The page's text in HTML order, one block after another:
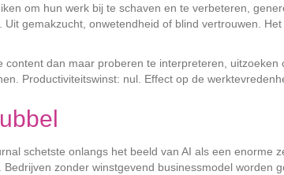
om hun werk bij te schaven en te verbeteren,
Uit gemakzucht, onwetendheid of blind vertrouwen.
content dan maar proberen te interpreteren,
Productiviteitswinst: nul. Effect op de
schetste onlangs het beeld van AI als een enorme
Bedrijven zonder winstgevend businessmodel worden